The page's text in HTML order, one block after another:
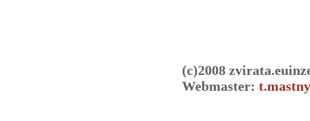
(c)2008
Webmaster: